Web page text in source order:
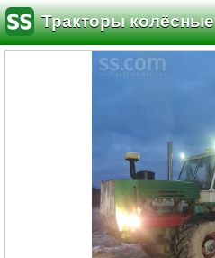
Тракторы колёсные